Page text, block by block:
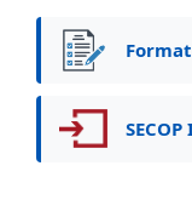
SECOP